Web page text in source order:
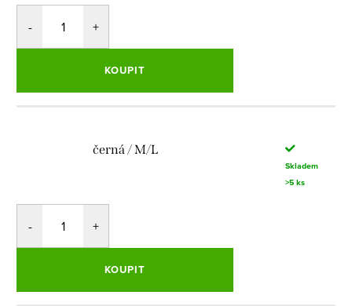
KOUPIT
černá / M/L
Skladem
>5 ks
KOUPIT